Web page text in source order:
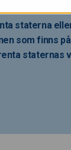
staterna
som finns
staternas